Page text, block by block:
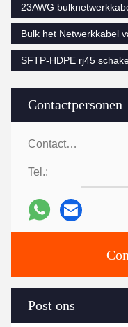
Contactpersonen
Contactpersonen:
Tel.:
Post ons
23AWG
Bulk het Netwerkkabel
SFTP-HDPE rj45